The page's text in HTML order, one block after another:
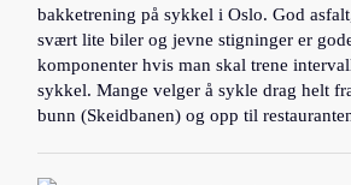
bakketrening på sykkel i Oslo. God
svært lite biler og jevne stigninger er
komponenter hvis man skal trene
sykkel. Mange velger å sykle drag helt
bunn (Skeidbanen) og opp til